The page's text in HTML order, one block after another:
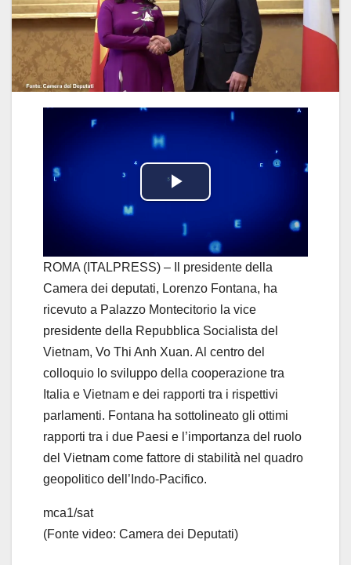
P
l
a
y
V
i
d
e
o
ROMA (ITALPRESS) – Il presidente della
Camera dei deputati, Lorenzo Fontana, ha
ricevuto a Palazzo Montecitorio la vice
presidente della Repubblica Socialista del
Vietnam, Vo Thi Anh Xuan. Al centro del
colloquio lo sviluppo della cooperazione tra
Italia e Vietnam e dei rapporti tra i rispettivi
parlamenti. Fontana ha sottolineato gli ottimi
rapporti tra i due Paesi e l’importanza del ruolo
del Vietnam come fattore di stabilità nel quadro
geopolitico dell’Indo-Pacifico.
mca1/sat
(Fonte video: Camera dei Deputati)